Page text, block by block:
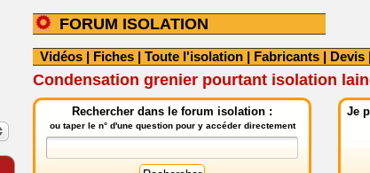
FORUM ISOLATION
Vidéos | Fiches | Toute l'isolation | Fabricants | Devis |
Condensation grenier pourtant isolation
Rechercher dans le forum isolation :
ou taper le n° d'une question pour y accéder directement
Je